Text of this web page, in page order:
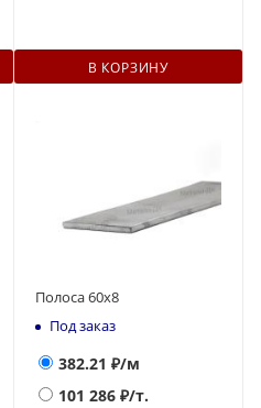
В КОРЗИНУ
Полоса 60х8
Под заказ
382.21 ₽/м
101 286 ₽/т.